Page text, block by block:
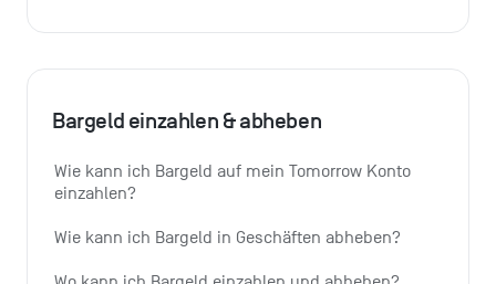
Bargeld einzahlen & abheben
Wie kann ich Bargeld auf mein Tomorrow Konto
einzahlen?
Wie kann ich Bargeld in Geschäften abheben?